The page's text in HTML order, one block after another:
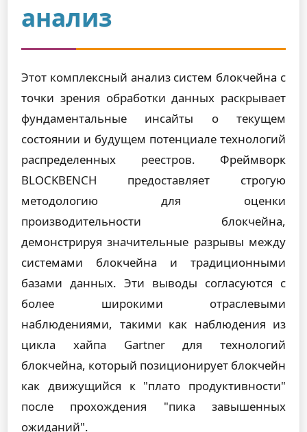
анализ
Этот комплексный анализ систем блокчейна с
точки зрения обработки данных раскрывает
фундаментальные инсайты о текущем
состоянии и будущем потенциале технологий
распределенных реестров. Фреймворк
BLOCKBENCH предоставляет строгую
методологию для оценки
производительности блокчейна,
демонстрируя значительные разрывы между
системами блокчейна и традиционными
базами данных. Эти выводы согласуются с
более широкими отраслевыми
наблюдениями, такими как наблюдения из
цикла хайпа Gartner для технологий
блокчейна, который позиционирует блокчейн
как движущийся к "плато продуктивности"
после прохождения "пика завышенных
ожиданий".